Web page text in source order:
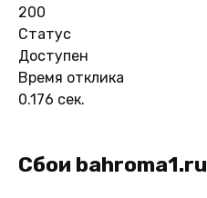
200
Статус
Доступен
Время отклика
0.176 сек.
Сбои bahroma1.ru